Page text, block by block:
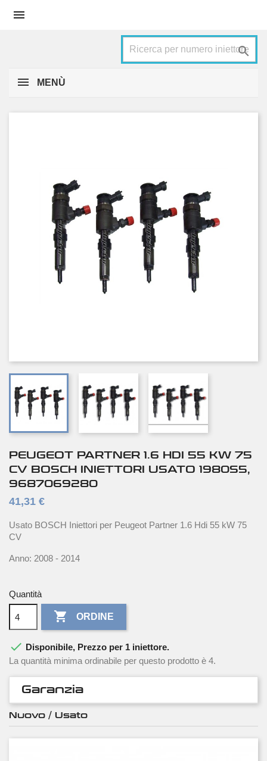


MENÙ
PEUGEOT PARTNER 1.6 HDI 55 KW 75
CV BOSCH INIETTORI USATO 1980S5,
9687069280
41,31 €
Usato BOSCH Iniettori per Peugeot Partner 1.6 Hdi 55 kW 75
CV
Anno: 2008 - 2014
Quantità
 ORDINE
 Disponibile, Prezzo per 1 iniettore.
La quantità minima ordinabile per questo prodotto è 4.
Garanzia
Nuovo / Usato